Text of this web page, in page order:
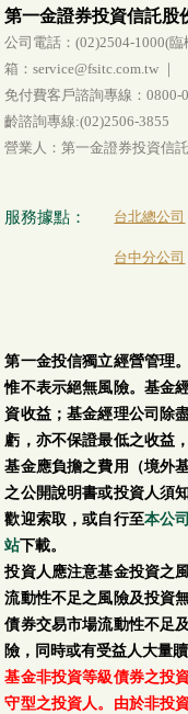
第一金證券投資信託
公司電話：(02)2504-1000(
箱：service@fsitc.com.tw ｜
免付費客戶諮詢專線：0800-
齡諮詢專線:(02)2506-3855
營業人：第一金證券投資信
服務據點： 台北總公司
台中分公司
第一金投信獨立經營管理
惟不表示絕無風險。基金
資收益；基金經理公司除
虧，亦不保證最低之收益
基金應負擔之費用（境外
之公開說明書或投資人須
歡迎索取，或自行至本公
站下載。
投資人應注意基金投資之
流動性不足之風險及投資
債券交易市場流動性不足
險，同時或有受益人大量
基金非投資等級債券之投
守型之投資人。由於非投